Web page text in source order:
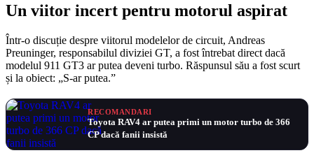
Un viitor incert pentru motorul aspirat
Într-o discuție despre viitorul modelelor de circuit, Andreas
Preuninger, responsabilul diviziei GT, a fost întrebat direct dacă
modelul 911 GT3 ar putea deveni turbo. Răspunsul său a fost scurt
și la obiect: „S-ar putea.”
RECOMANDARI
Toyota RAV4 ar putea primi un motor turbo de 366
CP dacă fanii insistă